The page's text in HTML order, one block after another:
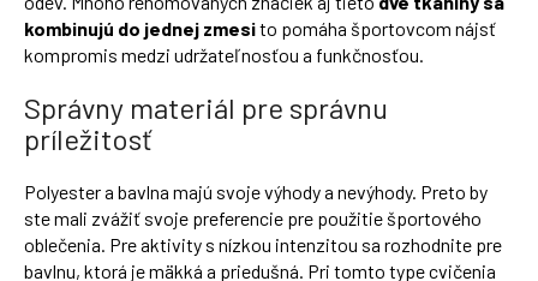
kombinujú do jednej zmesito pomáha športovcom nájsť
kompromis medzi udržateľnosťou a funkčnosťou.
Správny materiál pre správnu
príležitosť
Polyester a bavlna majú svoje výhody a nevýhody. Preto by
ste mali zvážiť svoje preferencie pre použitie športového
oblečenia. Pre aktivity s nízkou intenzitou sa rozhodnite pre
bavlnu, ktorá je mäkká a priedušná. Pri tomto type cvičenia